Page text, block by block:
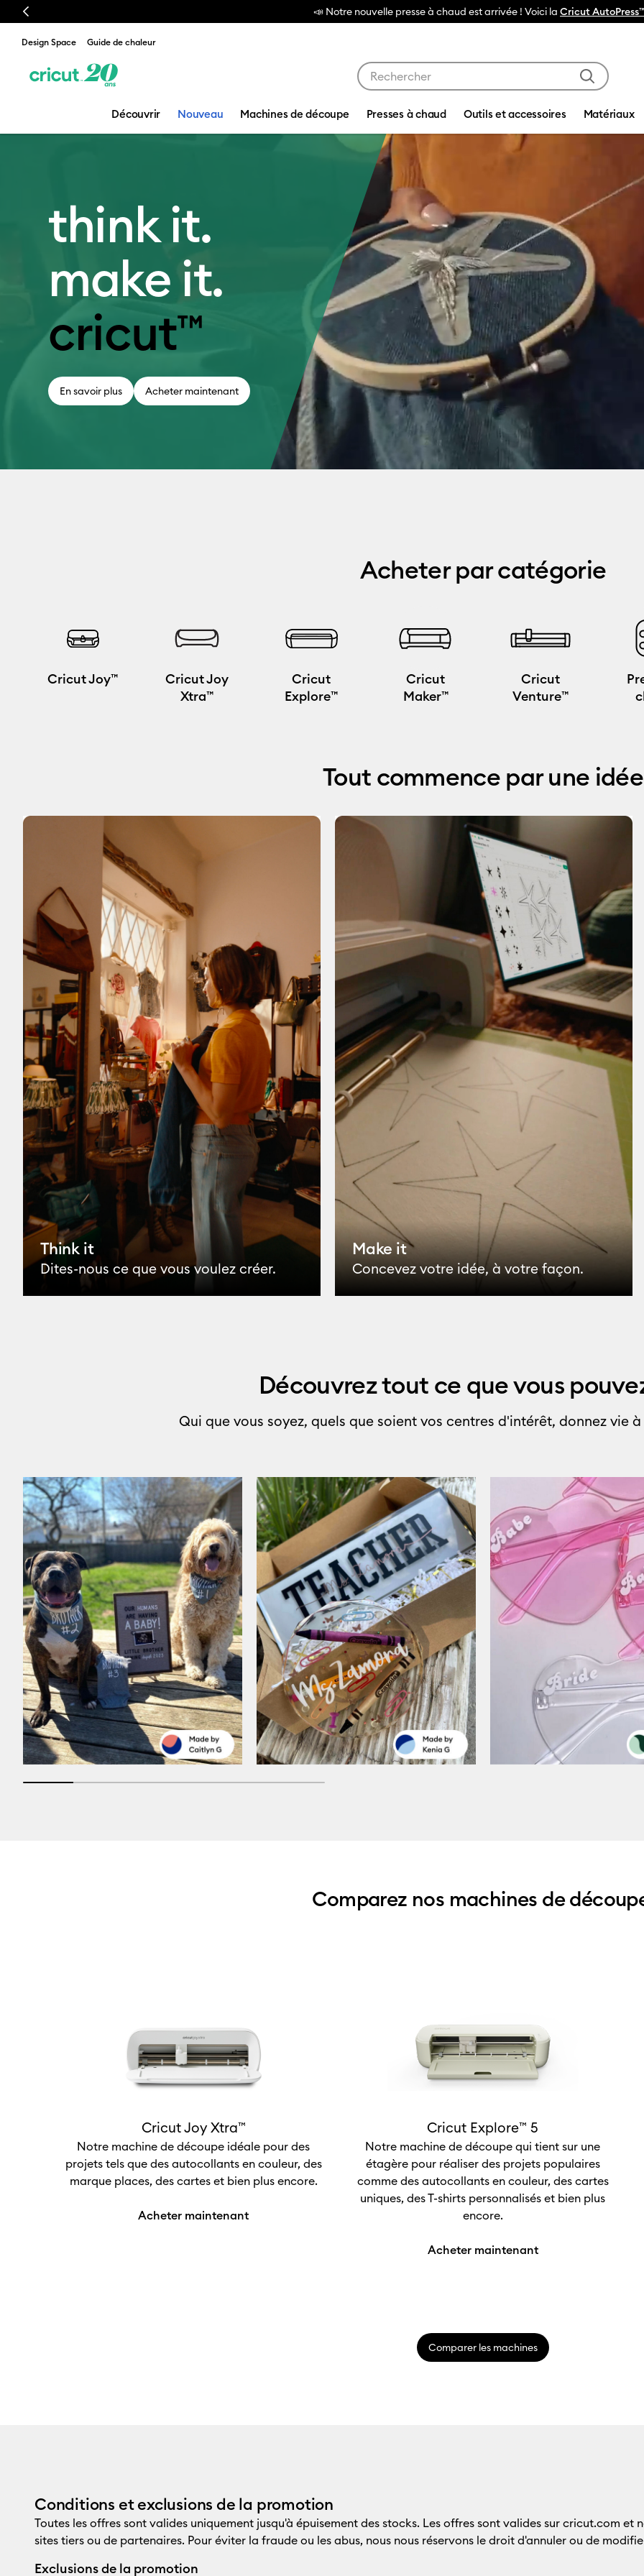
Previous 🔥NOUVEAU PRIX RÉDUITMachines de découpe Cricut Maker 4
Design Space Guide de chaleur
Découvrir Nouveau Machines de découpe Presses à chaud Outils et accessoires Matériaux
Boutique Cricut
think it.
make it.
cricut™
En savoir plus Acheter maintenant
Acheter par catégorie
Cricut Joy™
Cricut Joy
Xtra™
Cricut
Explore™
Cricut
Maker™
Cricut
Venture™
Tout commence par une idée
Think it
Dites-nous ce que vous voulez créer.
Make it
Concevez votre idée, à votre façon.
Découvrez tout ce que vous
Qui que vous soyez, quels que soient vos centres d'intérêt, donnez vie
16.666666666666664% completed
Comparez nos machines de
Cricut Joy Xtra™
Notre machine de découpe idéale pour des
projets tels que des autocollants en couleur, des
marque places, des cartes et bien plus encore.
Acheter maintenant
Cricut Explore™ 5
Notre machine de découpe qui tient sur une
étagère pour réaliser des projets populaires
comme des autocollants en couleur, des cartes
uniques, des T-shirts personnalisés et bien plus
encore.
Acheter maintenant
Comparer les machines
Conditions et exclusions de la promotion
Toutes les offres sont valides uniquement jusqu'à épuisement des stocks. Les offres sont valides sur cricut.com et
sites tiers ou de partenaires. Pour éviter la fraude ou les abus, nous nous réservons le droit d'annuler ou de
Exclusions de la promotion